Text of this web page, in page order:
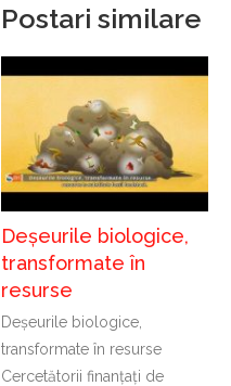
Postari similare
Deșeurile biologice,
transformate în
resurse
Deșeurile biologice,
transformate în resurse
Cercetătorii finanțați de